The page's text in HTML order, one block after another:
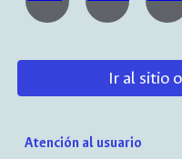
Ir al sitio
Atención al usuario